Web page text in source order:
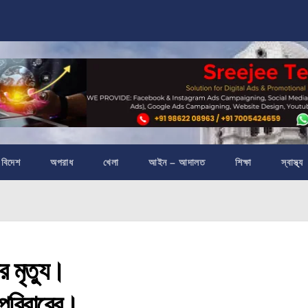
বিদেশ অপরাধ খেলা আইন – আদালত শিক্ষা স্বাস্থ্য
মৃত্যু।